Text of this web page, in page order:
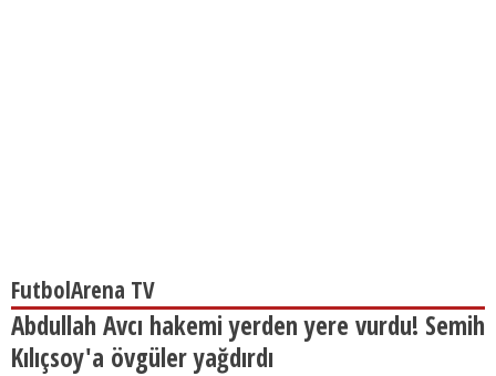
FutbolArena TV
Abdullah Avcı hakemi yerden yere vurdu! Semih
Kılıçsoy'a övgüler yağdırdı